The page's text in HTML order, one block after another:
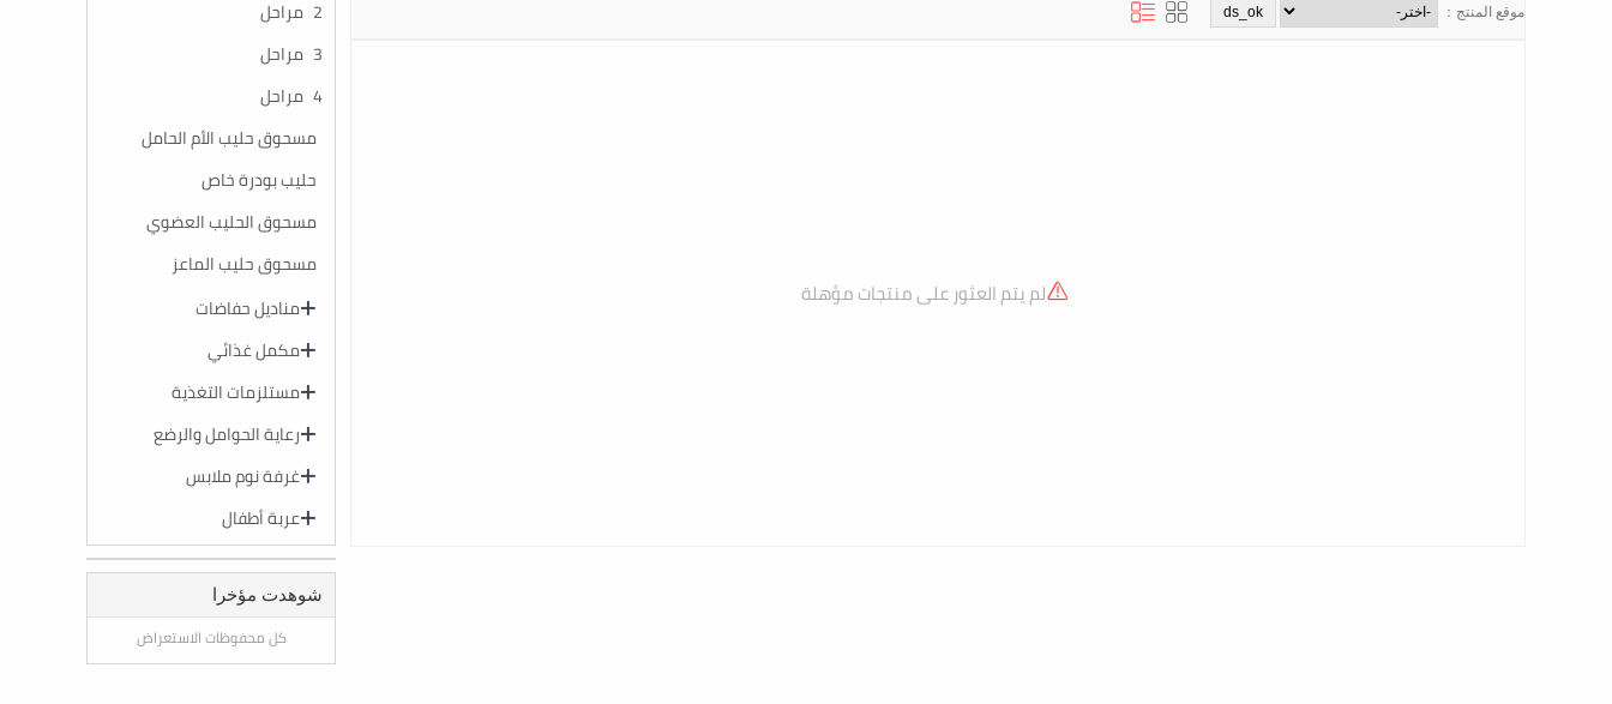
2 مراحل
3 مراحل
4 مراحل
مسحوق حليب الأم الحامل
حليب بودرة خاص
مسحوق الحليب العضوي
مسحوق حليب الماعز
مناديل حفاضات
مكمل غذائي
مستلزمات التغذية
رعاية الحوامل والرضع
غرفة نوم ملابس
عربة أطفال
شوهدت مؤخرا
كل محفوظات الاستعراض
موقع المنتج：
لم يتم العثور على منتجات مؤهلة